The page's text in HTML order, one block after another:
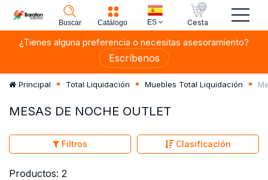
Buscar Catálogo ES
0
Cesta
¿Tienes alguna preferencia o necesitas asesoramiento?
Escríbenos
Principal Total Liquidación Muebles Total Liquidación
MESAS DE NOCHE OUTLET
Filtros Clasificación
Productos: 2